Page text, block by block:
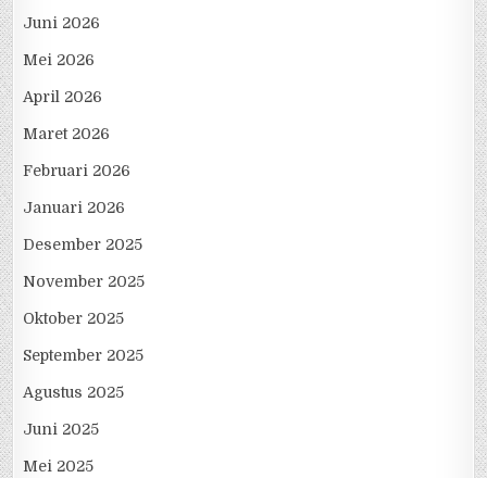
Juni 2026
Mei 2026
April 2026
Maret 2026
Februari 2026
Januari 2026
Desember 2025
November 2025
Oktober 2025
September 2025
Agustus 2025
Juni 2025
Mei 2025